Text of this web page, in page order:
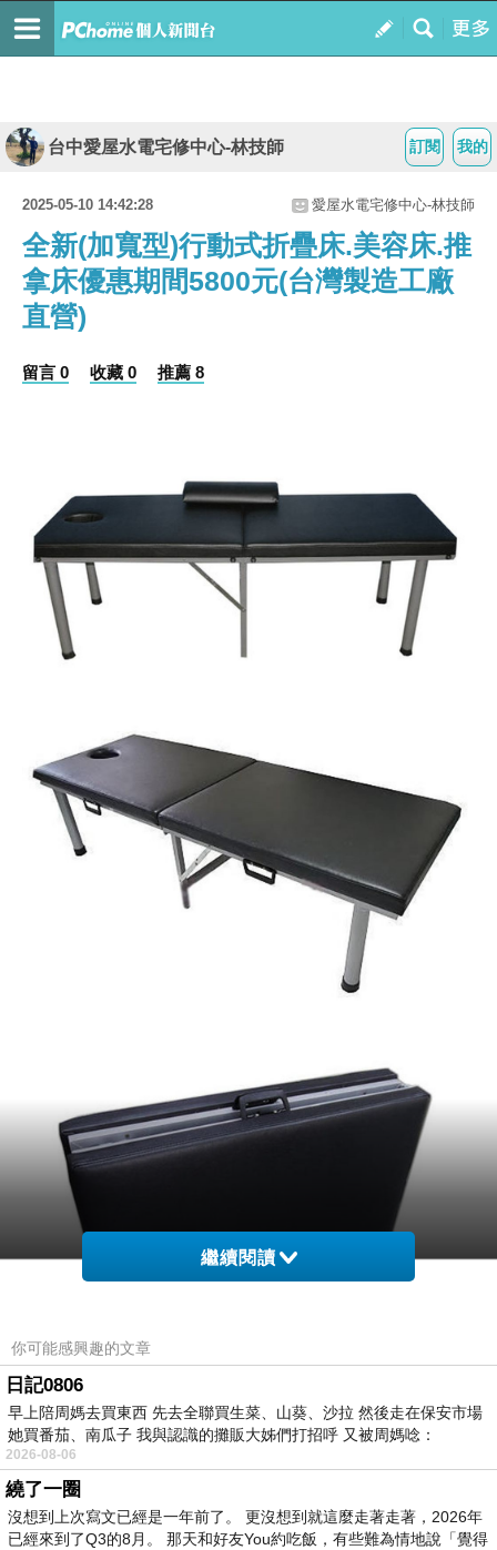
我的
訂閱
台中愛屋水電宅修中心-林技師
2025-05-10 14:42:28 愛屋水電宅修中心-林技師
全新(加寬型)行動式折疊床.美容床.推
拿床優惠期間5800元(台灣製造工廠
直營)
留言 0 收藏 0 推薦 8
繼續閱讀
你可能感興趣的文章
日記0806
早上陪周媽去買東西 先去全聯買生菜、山葵、沙拉 然後走在保安市場
她買番茄、南瓜子 我與認識的攤販大姊們打招呼 又被周媽唸：
2026-08-06
繞了一圈
沒想到上次寫文已經是一年前了。 更沒想到就這麼走著走著，2026年
已經來到了Q3的8月。 那天和好友You約吃飯，有些難為情地說「覺得